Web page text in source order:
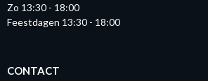
Zo 13:30 - 18:00
Feestdagen 13:30 - 18:00
CONTACT